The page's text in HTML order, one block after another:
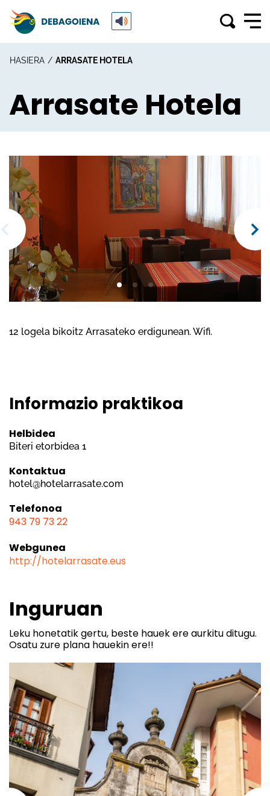
HASIERA ARRASATE HOTELA
Arrasate Hotela
12 logela bikoitz Arrasateko erdigunean. Wifi.
Informazio praktikoa
Helbidea
Biteri etorbidea 1
Kontaktua
hotel@hotelarrasate.com
Telefonoa
943 79 73 22
Webgunea
http://hotelarrasate.eus
Inguruan
Leku honetatik gertu, beste hauek ere aurkitu ditugu.
Osatu zure plana hauekin ere!!